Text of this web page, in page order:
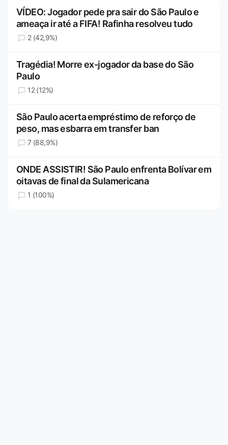
VÍDEO: Jogador pede pra sair do São Paulo e
ameaça ir até a FIFA! Rafinha resolveu tudo
2 (42,9%)
Tragédia! Morre ex-jogador da base do São
Paulo
12 (12%)
São Paulo acerta empréstimo de reforço de
peso, mas esbarra em transfer ban
7 (88,9%)
ONDE ASSISTIR! São Paulo enfrenta Bolívar em
oitavas de final da Sulamericana
1 (100%)